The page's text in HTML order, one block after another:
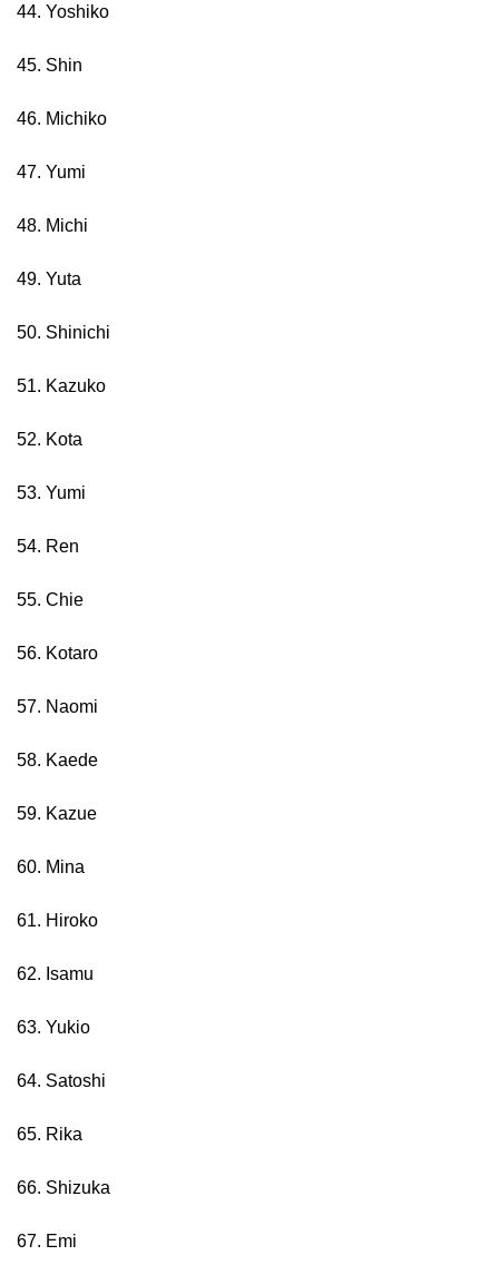
44. Yoshiko
45. Shin
46. Michiko
47. Yumi
48. Michi
49. Yuta
50. Shinichi
51. Kazuko
52. Kota
53. Yumi
54. Ren
55. Chie
56. Kotaro
57. Naomi
58. Kaede
59. Kazue
60. Mina
61. Hiroko
62. Isamu
63. Yukio
64. Satoshi
65. Rika
66. Shizuka
67. Emi